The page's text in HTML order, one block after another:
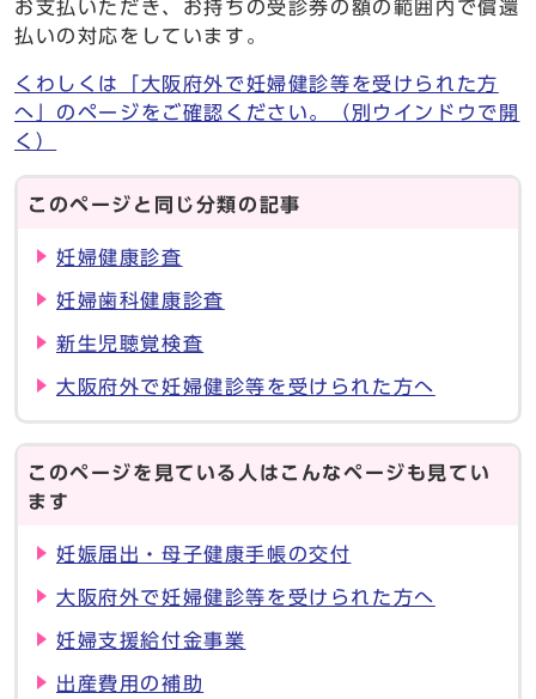
お支払いただき、お持ちの受診券の額の範囲内で償還
払いの対応をしています。
くわしくは「大阪府外で妊婦健診等を受けられた方
へ」のページをご確認ください。
（別ウインドウで開
く）
このページと同じ分類の記事
妊婦健康診査
妊婦歯科健康診査
新生児聴覚検査
大阪府外で妊婦健診等を受けられた方へ
このページを見ている人はこんなページも見てい
ます
妊娠届出・母子健康手帳の交付
大阪府外で妊婦健診等を受けられた方へ
妊婦支援給付金事業
出産費用の補助